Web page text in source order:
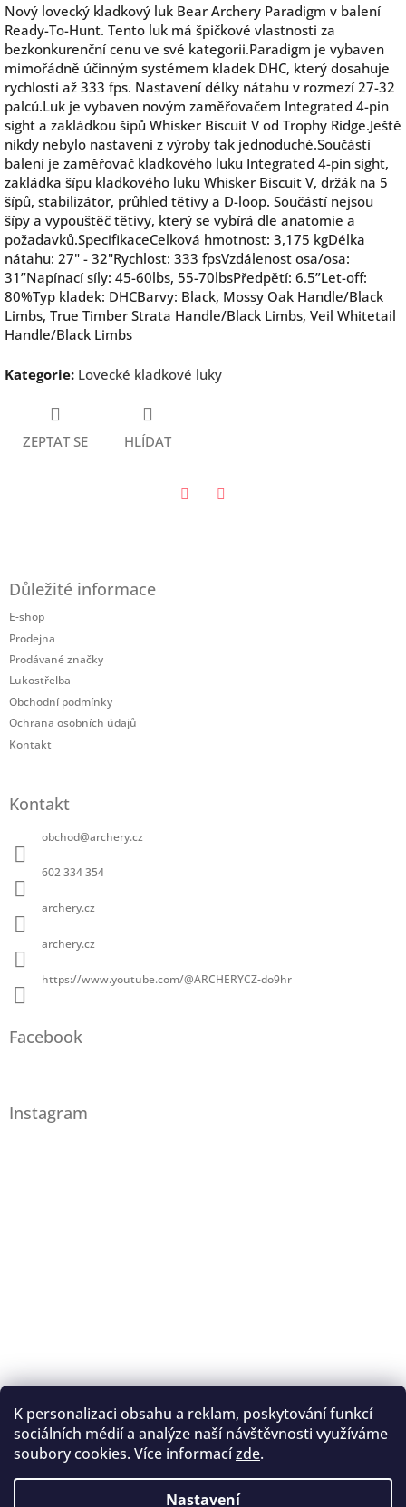
K personalizaci obsahu a reklam, poskytování funkcí
sociálních médií a analýze naší návštěvnosti využíváme
soubory cookies. Více informacízde.
Nastavení
Nový lovecký kladkový luk Bear Archery Paradigm v balení
Ready-To-Hunt. Tento luk má špičkové vlastnosti za
bezkonkurenční cenu ve své kategorii.Paradigm je vybaven
mimořádně účinným systémem kladek DHC, který dosahuje
rychlosti až 333 fps. Nastavení délky nátahu v rozmezí 27-32
palců.Luk je vybaven novým zaměřovačem Integrated 4-pin
sight a zakládkou šípů Whisker Biscuit V od Trophy Ridge.Ještě
nikdy nebylo nastavení z výroby tak jednoduché.Součástí
balení je zaměřovač kladkového luku Integrated 4-pin sight,
zakládka šípu kladkového luku Whisker Biscuit V, držák na 5
šípů, stabilizátor, průhled tětivy a D-loop. Součástí nejsou
šípy a vypouštěč tětivy, který se vybírá dle anatomie a
požadavků.SpecifikaceCelková hmotnost: 3,175 kgDélka
nátahu: 27" - 32"Rychlost: 333 fpsVzdálenost osa/osa:
31”Napínací síly: 45-60lbs, 55-70lbsPředpětí: 6.5”Let-off:
80%Typ kladek: DHCBarvy: Black, Mossy Oak Handle/Black
Limbs, True Timber Strata Handle/Black Limbs, Veil Whitetail
Handle/Black Limbs
Kategorie: Lovecké kladkové luky
ZEPTAT SE HLÍDAT
Důležité informace
E-shop
Prodejna
Prodávané značky
Lukostřelba
Obchodní podmínky
Ochrana osobních údajů
Kontakt
Kontakt
obchod@archery.cz
602 334 354
archery.cz
archery.cz
https://www.youtube.com/@ARCHERYCZ-do9hr
Facebook
Instagram
Sledovat na Instagramu
Registrace na lukostřelbu
I. Královský lukostřelecký klub
Český lukostřelecký svaz